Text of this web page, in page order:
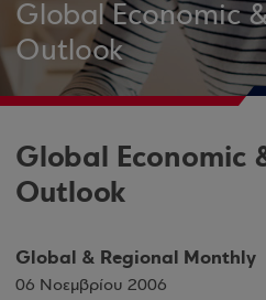
Global Economic
Outlook
Global Economic
Outlook
Global & Regional Monthly
06 Νοεμβρίου 2006